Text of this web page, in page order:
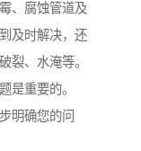
、腐蚀管道及
及时解决，还
裂、水淹等。
是重要的。
明确您的问